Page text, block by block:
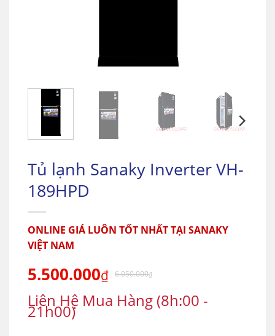
Tủ lạnh Sanaky Inverter VH-
189HPD
ONLINE GIÁ LUÔN TỐT NHẤT TẠI SANAKY
VIỆT NAM
5.500.000₫ 6.050.000₫
Liên Hệ Mua Hàng (8h:00 -
21h00)